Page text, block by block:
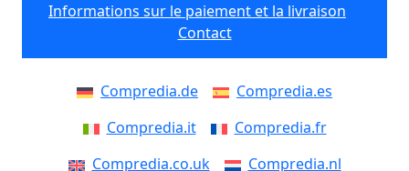
Informations sur le paiement et la livraison
Contact
Compredia.de
Compredia.es
Compredia.it
Compredia.fr
Compredia.co.uk
Compredia.nl